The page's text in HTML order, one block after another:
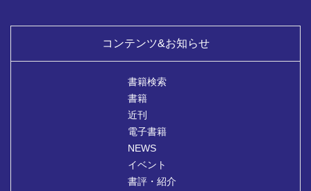
コンテンツ&お知らせ
書籍検索
書籍
近刊
電子書籍
NEWS
イベント
書評・紹介